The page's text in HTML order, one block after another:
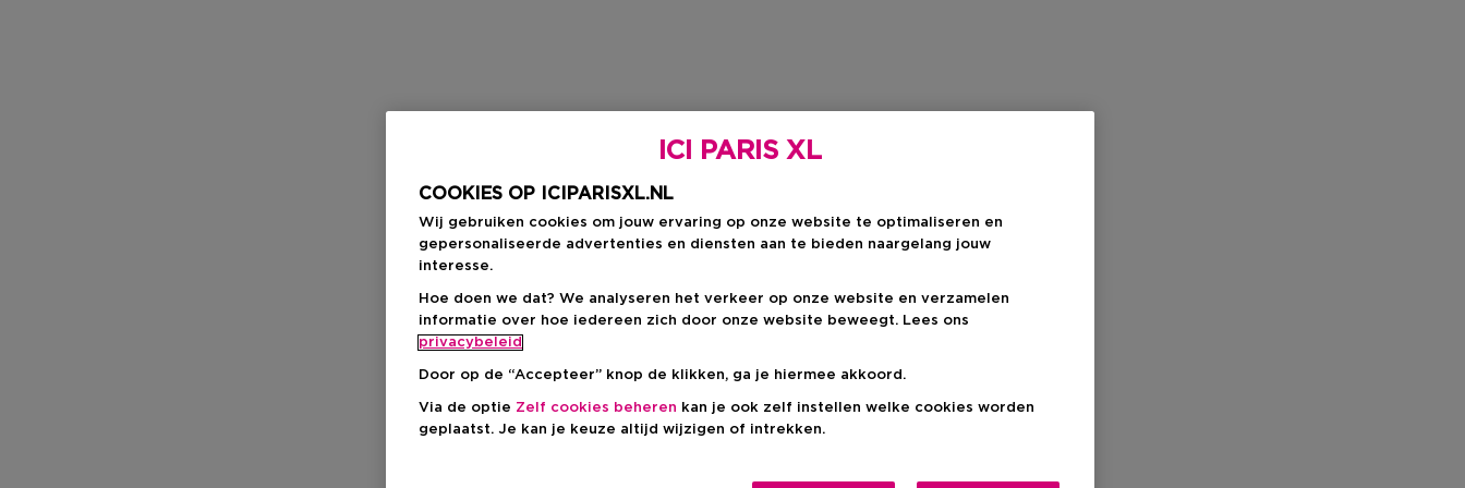
ICI PARIS XL
COOKIES OP ICIPARISXL.NL
Wij gebruiken cookies om jouw ervaring op onze website te optimaliseren en
gepersonaliseerde advertenties en diensten aan te bieden naargelang jouw
interesse.
Hoe doen we dat? We analyseren het verkeer op onze website en verzamelen
informatie over hoe iedereen zich door onze website beweegt. Lees ons
privacybeleid
Door op de “Accepteer” knop de klikken, ga je hiermee akkoord.
Via de optie Zelf cookies beheren kan je ook zelf instellen welke cookies worden
geplaatst. Je kan je keuze altijd wijzigen of intrekken.